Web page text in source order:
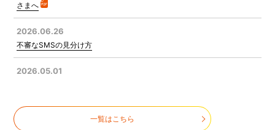
一覧はこちら
さまへ
2026.06.26
不審なSMSの見分け方
2026.05.01
2026.04.24
電気設備点検(停電)によるFAX不通のお知らせ